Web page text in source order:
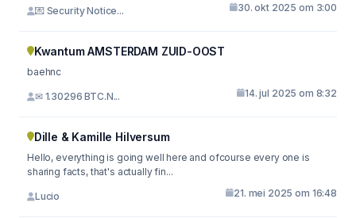
💌 Security Notice... 30. okt 2025 om 3:00
Kwantum AMSTERDAM ZUID-OOST
baehnc
✉ 1.30296 BTC.N... 14. jul 2025 om 8:32
Dille & Kamille Hilversum
Hello, everything is going well here and ofcourse every one is
sharing facts, that's actually fin...
Lucio 21. mei 2025 om 16:48